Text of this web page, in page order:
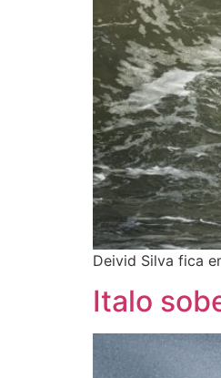
Deivid Silva fica
Italo